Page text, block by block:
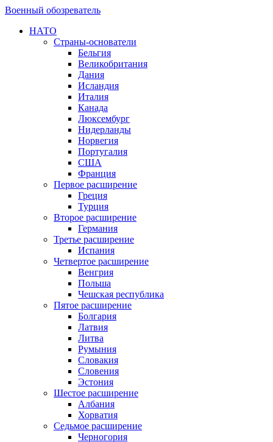
Военный обозреватель
НАТО
Страны-основатели
Бельгия
Великобритания
Дания
Исландия
Италия
Канада
Люксембург
Нидерланды
Норвегия
Португалия
США
Франция
Первое расширение
Греция
Турция
Второе расширение
Германия
Третье расширение
Испания
Четвертое расширение
Венгрия
Польша
Чешская республика
Пятое расширение
Болгария
Латвия
Литва
Румыния
Словакия
Словения
Эстония
Шестое расширение
Албания
Хорватия
Седьмое расширение
Черногория